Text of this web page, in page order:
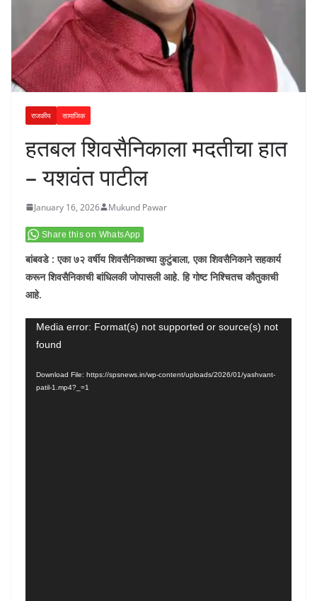
राजकीय सामाजिक
हतबल शिवसैनिकाला मदतीचा हात
– यशवंत पाटील
January 16, 2026 Mukund Pawar
Share this on WhatsApp
बांबवडे : एका ७२ वर्षीय शिवसैनिकाच्या कुटुंबाला, एका शिवसैनिकाने सहकार्य
करून शिवसैनिकाची बांधिलकी जोपासली आहे. हि गोष्ट निश्चितच कौतुकाची
आहे.
Video
Player
Media error: Format(s) not supported or source(s) not
found
Download File: https://spsnews.in/wp-content/uploads/2026/01/yashvant-
patil-1.mp4?_=1